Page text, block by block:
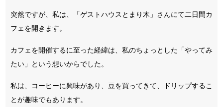
突然ですが、私は、「ゲストハウスとまり木」さんにて二日間カ
フェを開きます。
カフェを開催するに至った経緯は、私のちょっとした「やってみ
たい」という想いからでした。
私は、コーヒーに興味があり、豆を買ってきて、ドリップするこ
とが趣味でもあります。